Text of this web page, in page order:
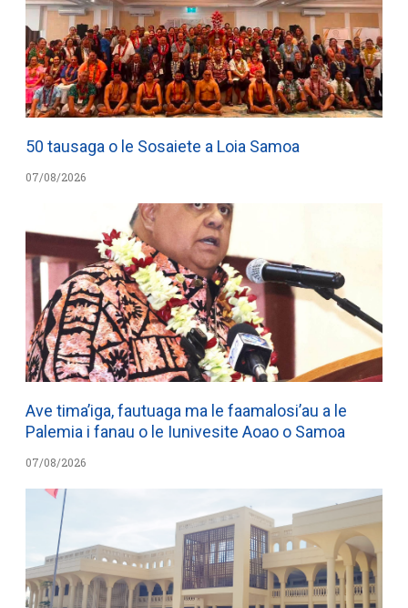
50 tausaga o le Sosaiete a Loia Samoa
07/08/2026
Ave tima’iga, fautuaga ma le faamalosi’au a le
Palemia i fanau o le Iunivesite Aoao o Samoa
07/08/2026